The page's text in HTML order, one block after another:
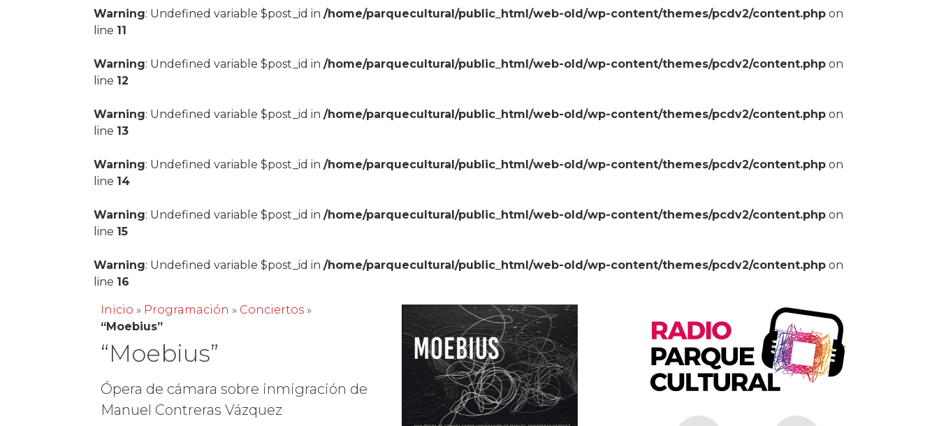
Warning: Undefined variable $post_id in/home/parquecultural/public_html/web-old/wp-content/themes/pcdv2/content.php on
line 11
Warning: Undefined variable $post_id in/home/parquecultural/public_html/web-old/wp-content/themes/pcdv2/content.php on
line 12
Warning: Undefined variable $post_id in/home/parquecultural/public_html/web-old/wp-content/themes/pcdv2/content.php on
line 13
Warning: Undefined variable $post_id in/home/parquecultural/public_html/web-old/wp-content/themes/pcdv2/content.php on
line 14
Warning: Undefined variable $post_id in/home/parquecultural/public_html/web-old/wp-content/themes/pcdv2/content.php on
line 15
Warning: Undefined variable $post_id in/home/parquecultural/public_html/web-old/wp-content/themes/pcdv2/content.php on
line 16
Inicio » Programación » Conciertos »
“Moebius”
“Moebius”
Ópera de cámara sobre inmigración de
Manuel Contreras Vázquez